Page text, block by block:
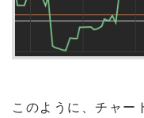
このように、チャー